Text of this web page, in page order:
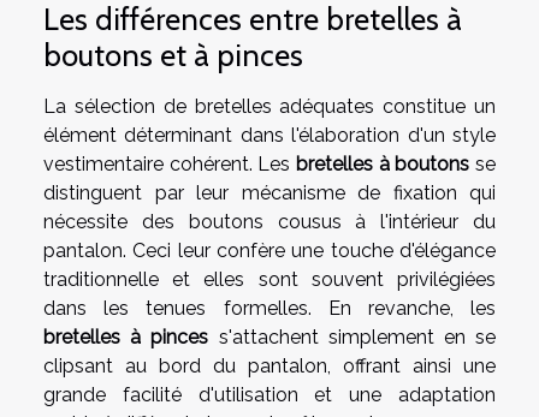
Les différences entre bretelles à
boutons et à pinces
La sélection de bretelles adéquates constitue un
élément déterminant dans l'élaboration d'un style
vestimentaire cohérent. Les bretelles à boutons se
distinguent par leur mécanisme de fixation qui
nécessite des boutons cousus à l'intérieur du
pantalon. Ceci leur confère une touche d'élégance
traditionnelle et elles sont souvent privilégiées
dans les tenues formelles. En revanche, les
bretelles à pinces s'attachent simplement en se
clipsant au bord du pantalon, offrant ainsi une
grande facilité d'utilisation et une adaptation